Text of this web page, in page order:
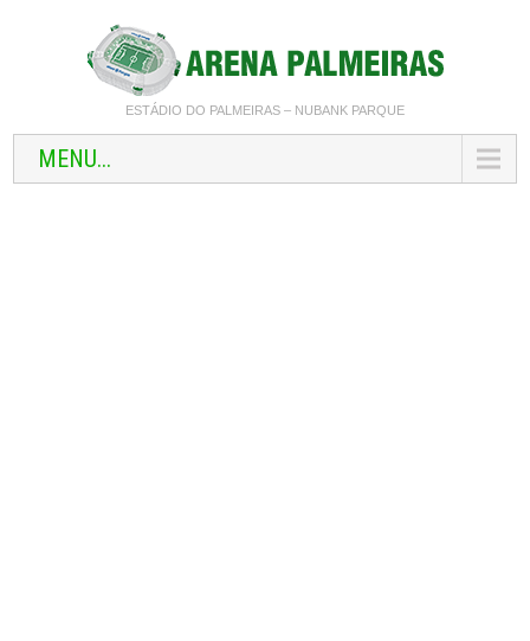
ESTÁDIO DO PALMEIRAS – NUBANK PARQUE
MENU...